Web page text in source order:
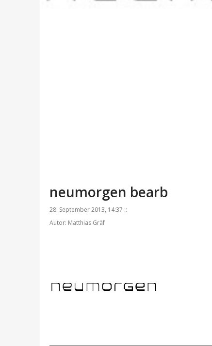
neumorgen bearb
28. September 2013, 14:37 ::
Autor: Matthias Gräf